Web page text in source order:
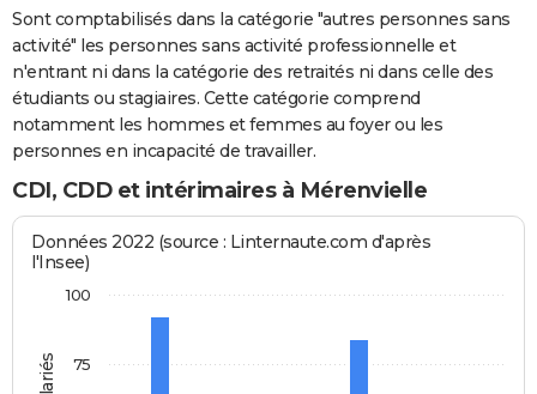
Sont comptabilisés dans la catégorie "autres personnes sans
activité" les personnes sans activité professionnelle et
n'entrant ni dans la catégorie des retraités ni dans celle des
étudiants ou stagiaires. Cette catégorie comprend
notamment les hommes et femmes au foyer ou les
personnes en incapacité de travailler.
CDI, CDD et intérimaires à Mérenvielle
Données 2022 (source : Linternaute.com d'après
l'Insee)
75
100